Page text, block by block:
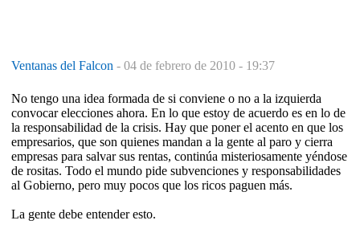
Ventanas del Falcon - 04 de febrero de 2010 - 19:37
No tengo una idea formada de si conviene o no a la izquierda
convocar elecciones ahora. En lo que estoy de acuerdo es en lo de
la responsabilidad de la crisis. Hay que poner el acento en que los
empresarios, que son quienes mandan a la gente al paro y cierra
empresas para salvar sus rentas, continúa misteriosamente yéndose
de rositas. Todo el mundo pide subvenciones y responsabilidades
al Gobierno, pero muy pocos que los ricos paguen más.
La gente debe entender esto.